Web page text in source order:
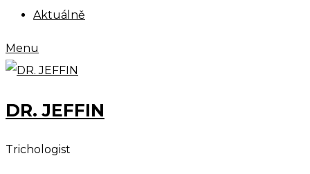
Aktuálně
Menu
DR. JEFFIN
Trichologist